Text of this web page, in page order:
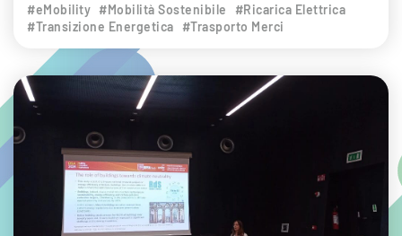
#eMobility #Mobilità Sostenibile
#Ricarica Elettrica
#Transizione Energetica
#Trasporto Merci